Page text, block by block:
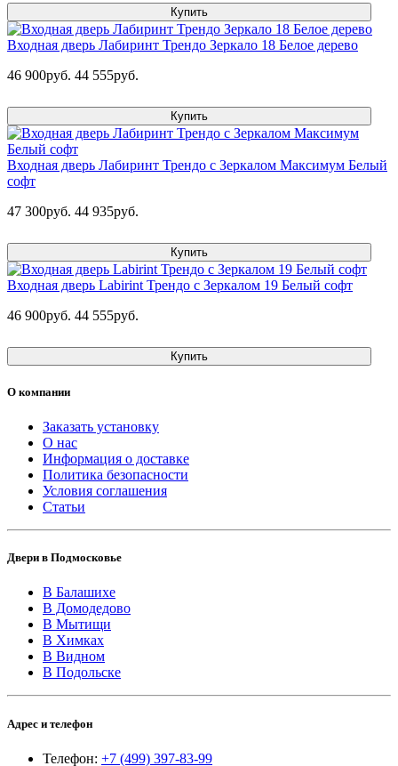
Купить
Входная дверь Лабиринт Трендо Зеркало 18 Белое дерево
46 900руб. 44 555руб.
Купить
Входная дверь Лабиринт Трендо с Зеркалом Максимум Белый
софт
47 300руб. 44 935руб.
Купить
Входная дверь Labirint Трендо с Зеркалом 19 Белый софт
46 900руб. 44 555руб.
Купить
О компании
Заказать установку
О нас
Информация о доставке
Политика безопасности
Условия соглашения
Статьи
Двери в Подмосковье
В Балашихе
В Домодедово
В Мытищи
В Химках
В Видном
В Подольске
Адрес и телефон
Телефон: +7 (499) 397-83-99